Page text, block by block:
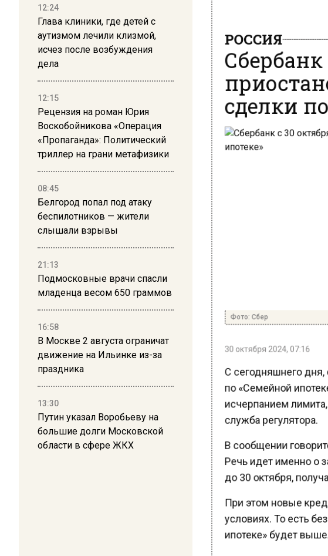
12:24
Глава клиники, где детей с
аутизмом лечили клизмой,
исчез после возбуждения
дела
12:15
Рецензия на роман Юрия
Воскобойникова «Операция
«Пропаганда»: Политический
триллер на грани метафизики
08:45
Белгород попал под атаку
беспилотников — жители
слышали взрывы
21:13
Подмосковные врачи спасли
младенца весом 650 граммов
16:58
В Москве 2 августа ограничат
движение на Ильинке из-за
праздника
13:30
Путин указал Воробьеву на
большие долги Московской
области в сфере ЖКХ
Сбербанк
сделки
Фото: Сбер
30 октября 2024, 07:16
С сегодняшнего дня,
по «Семейной
исчерпанием
служба регулятора.
В сообщении
Речь идет именно о
до 30 октября,
При этом новые
условиях. То есть
ипотеке» будет выше.